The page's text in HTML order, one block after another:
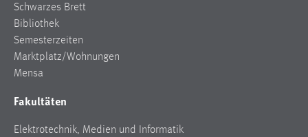
Schwarzes Brett
Bibliothek
Semesterzeiten
Marktplatz/Wohnungen
Mensa
Fakultäten
Elektrotechnik, Medien und Informatik